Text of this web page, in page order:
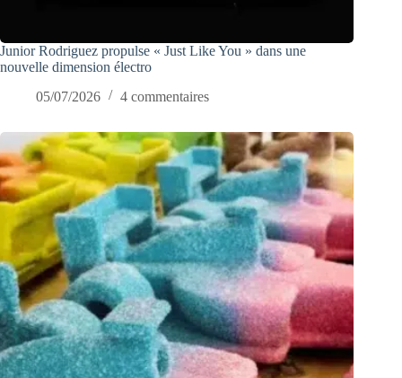
Junior Rodriguez propulse « Just Like You » dans une
nouvelle dimension électro
05/07/2026
4 commentaires